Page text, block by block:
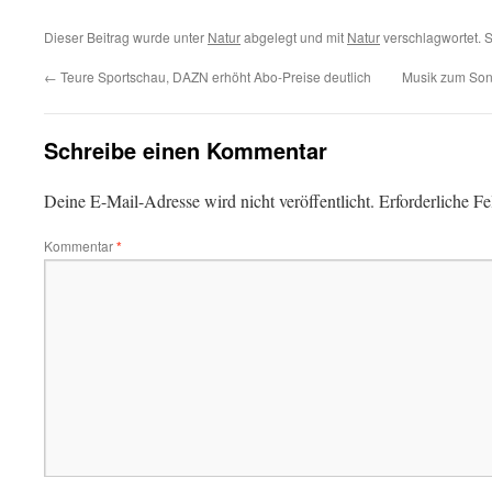
Dieser Beitrag wurde unter Naturabgelegt und mit Naturverschlagwortet.
← Teure Sportschau, DAZN erhöht Abo-Preise deutlich Musik zum
Schreibe einen Kommentar
Deine E-Mail-Adresse wird nicht veröffentlicht. Erforderliche
Kommentar*